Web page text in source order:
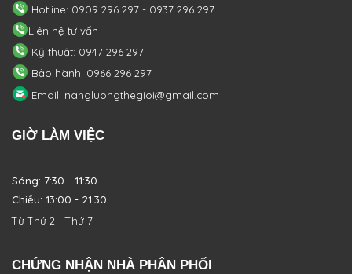
Hotline: 0909 296 297 - 0937 296 297
Liên hệ tư vấn
Kỹ thuật: 0947 296 297
Bảo hành: 0966 296 297
Email: nangluongthegioi@gmail.com
GIỜ LÀM VIỆC
Sáng: 7:30 - 11:30
Chiều: 13:00 - 21:30
Từ Thứ 2 - Thứ 7
CHỨNG NHẬN NHÀ PHÂN PHỐI